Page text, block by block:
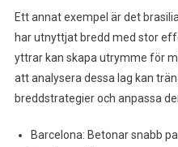
Ett annat exempel är det
har utnyttjat bredd med stor
yttrar kan skapa utrymme för
att analysera dessa lag kan
breddstrategier och anpassa
Barcelona: Betonar snabb